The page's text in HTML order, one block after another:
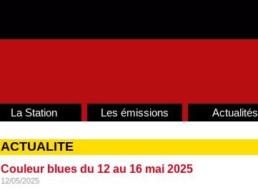
La Station Les émissions Actualités
ACTUALITE
Couleur blues du 12 au 16 mai 2025
12/05/2025